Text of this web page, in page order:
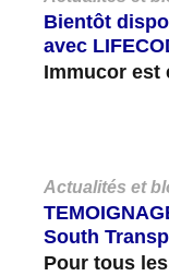
Bientôt
avec
Deluxe !
Immucor est
Actualités et
South
Validation et
Pour tous